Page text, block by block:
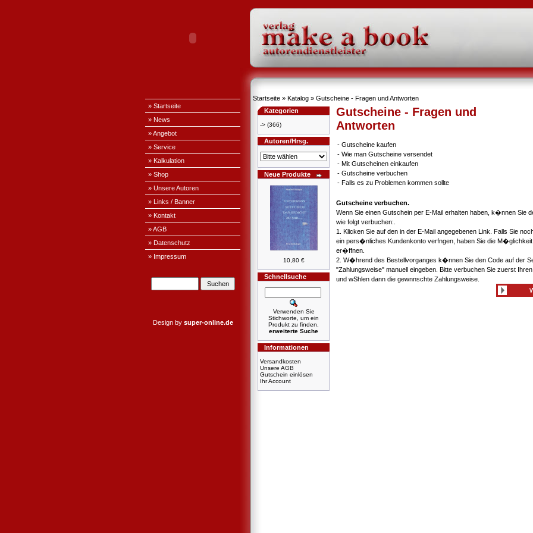
» Startseite
» News
» Angebot
» Service
» Kalkulation
» Shop
» Unsere Autoren
» Links / Banner
» Kontakt
» AGB
» Datenschutz
» Impressum
Design by super-online.de
Startseite » Katalog » Gutscheine - Fragen und Antworten
Kategorien
-> (366)
Autoren/Hrsg.
Neue Produkte
10,80 €
Schnellsuche
Verwenden Sie
Stichworte, um ein
Produkt zu finden.
erweiterte Suche
Informationen
Versandkosten
Unsere AGB
Gutschein einlösen
Ihr Account
Gutscheine - Fragen und
Antworten
- Gutscheine kaufen
- Wie man Gutscheine versendet
- Mit Gutscheinen einkaufen
- Gutscheine verbuchen
- Falls es zu Problemen kommen sollte
Gutscheine verbuchen.
Wenn Sie einen Gutschein per E-Mail erhalten haben, k�nnen Sie
wie folgt verbuchen:.
1. Klicken Sie auf den in der E-Mail angegebenen Link. Falls Sie
ein pers�nliches Kundenkonto verfngen, haben Sie die
er�ffnen.
2. W�hrend des Bestellvorganges k�nnen Sie den Code auf der
"Zahlungsweise" manuell eingeben. Bitte verbuchen Sie zuerst
und wShlen dann die gewnnschte Zahlungsweise.